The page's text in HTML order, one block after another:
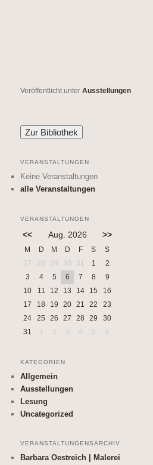
Veröffentlicht unter Ausstellungen
VERANSTALTUNGEN
Keine Veranstaltungen
alle Veranstaltungen
VERANSTALTUNGEN
<< Aug. 2026 >>
M D M D F S
S
27
28 29 30 31 1
2
3
4 5 6 7 8
9
10
11 12 13 14 15
16
17
18 19 20 21 22
23
24
25 26 27 28 29
30
31
1 2 3 4 5 6
KATEGORIEN
Allgemein
Ausstellungen
Lesung
Uncategorized
VERANSTALTUNGENSARCHIV
Barbara Oestreich | Malerei